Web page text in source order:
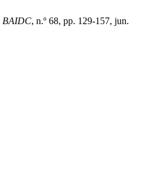
BAIDC, n.º 68, pp. 129-157, jun.